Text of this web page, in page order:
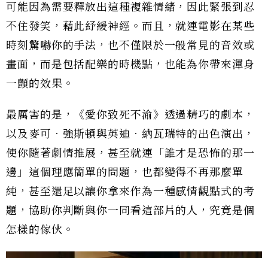
可能因為需要釋放出這種複雜情緒，因此緊張到忍
不住發笑，藉此紓緩神經。而且，就連電影在某些
時刻驚嚇你的手法，也不僅限於一般常見的音效或
畫面，而是包括配樂的時機點，也能為你帶來渾身
一顫的效果。
最厲害的是，《愛你致死不渝》透過精巧的劇本，
以及麥可．強斯頓與英迪．納瓦瑞特的出色演出，
使你隨著劇情推展，甚至就連「誰才是恐怖的那一
邊」這個理應簡單的問題，也都變得不再那麼單
純，甚至還足以讓你拿來作為一種感情觀點式的考
題，協助你判斷與你一同看這部片的人，究竟是個
怎樣的傢伙。